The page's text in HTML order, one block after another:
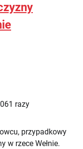
razy
przypadkowy
w rzece Wełnie.